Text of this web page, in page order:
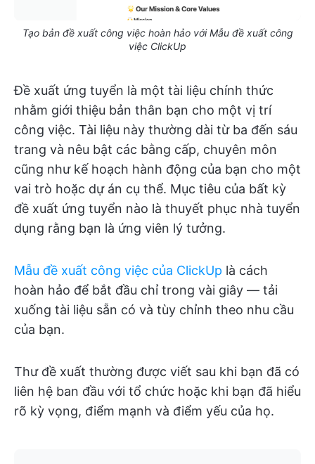
Tạo bản đề xuất công việc hoàn hảo với Mẫu đề xuất công
việc ClickUp
Đề xuất ứng tuyển là một tài liệu chính thức
nhằm giới thiệu bản thân bạn cho một vị trí
công việc. Tài liệu này thường dài từ ba đến sáu
trang và nêu bật các bằng cấp, chuyên môn
cũng như kế hoạch hành động của bạn cho một
vai trò hoặc dự án cụ thể. Mục tiêu của bất kỳ
đề xuất ứng tuyển nào là thuyết phục nhà tuyển
dụng rằng bạn là ứng viên lý tưởng.
Mẫu đề xuất công việc của ClickUp là cách
hoàn hảo để bắt đầu chỉ trong vài giây — tải
xuống tài liệu sẵn có và tùy chỉnh theo nhu cầu
của bạn.
Thư đề xuất thường được viết sau khi bạn đã có
liên hệ ban đầu với tổ chức hoặc khi bạn đã hiểu
rõ kỳ vọng, điểm mạnh và điểm yếu của họ.